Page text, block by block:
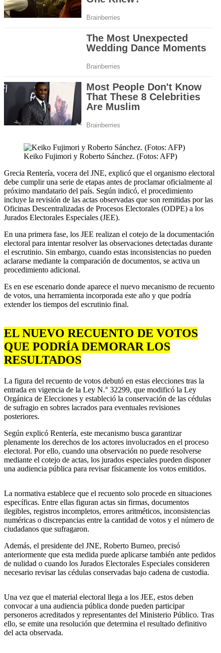
Keiko Fujimori y Roberto Sánchez. (Fotos: AFP)
Grecia Rentería, vocera del JNE, explicó que el organismo electoral
debe cumplir una serie de etapas antes de proclamar oficialmente al
próximo mandatario del país. Según indicó, el procedimiento
incluye la revisión de las actas observadas que son remitidas por las
Oficinas Descentralizadas de Procesos Electorales (ODPE) a los
Jurados Electorales Especiales (JEE).
En una primera fase, los JEE realizan el cotejo de la documentación
electoral para intentar resolver las observaciones detectadas durante
el escrutinio. Sin embargo, cuando estas inconsistencias no pueden
aclararse mediante la comparación de documentos, se activa un
procedimiento adicional.
Es en ese escenario donde aparece el nuevo mecanismo de recuento
de votos, una herramienta incorporada este año y que podría
extender los tiempos del escrutinio final.
EL NUEVO RECUENTO DE VOTOS
QUE PODRÍA DEMORAR LOS
RESULTADOS
La figura del recuento de votos debutó en estas elecciones tras la
entrada en vigencia de la Ley N.° 32299, que modificó la Ley
Orgánica de Elecciones y estableció la conservación de las cédulas
de sufragio en sobres lacrados para eventuales revisiones
posteriores.
Según explicó Rentería, este mecanismo busca garantizar
plenamente los derechos de los actores involucrados en el proceso
electoral. Por ello, cuando una observación no puede resolverse
mediante el cotejo de actas, los jurados especiales pueden disponer
una audiencia pública para revisar físicamente los votos emitidos.
La normativa establece que el recuento solo procede en situaciones
específicas. Entre ellas figuran actas sin firmas, documentos
ilegibles, registros incompletos, errores aritméticos, inconsistencias
numéricas o discrepancias entre la cantidad de votos y el número de
ciudadanos que sufragaron.
Además, el presidente del JNE, Roberto Burneo, precisó
anteriormente que esta medida puede aplicarse también ante pedidos
de nulidad o cuando los Jurados Electorales Especiales consideren
necesario revisar las cédulas conservadas bajo cadena de custodia.
Una vez que el material electoral llega a los JEE, estos deben
convocar a una audiencia pública donde pueden participar
personeros acreditados y representantes del Ministerio Público. Tras
ello, se emite una resolución que determina el resultado definitivo
del acta observada.